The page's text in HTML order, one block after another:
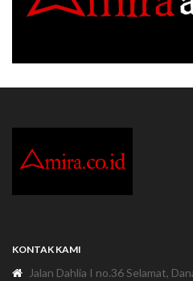
KONTAK KAMI
Jalan Dahlia I no.36 Selamat,